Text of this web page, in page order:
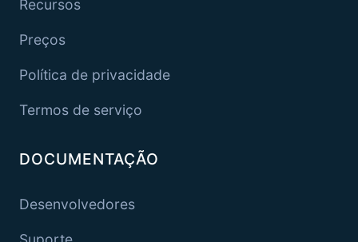
Recursos
Preços
Política de privacidade
Termos de serviço
DOCUMENTAÇÃO
Desenvolvedores